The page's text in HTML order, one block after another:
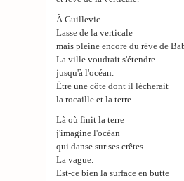
À Guillevic
Lasse de la verticale
mais pleine encore du rêve de
La ville voudrait s'étendre
jusqu'à l'océan.
Être une côte dont il lécherait
la rocaille et la terre.
Là où finit la terre
j'imagine l'océan
qui danse sur ses crêtes.
La vague.
Est-ce bien la surface en butte